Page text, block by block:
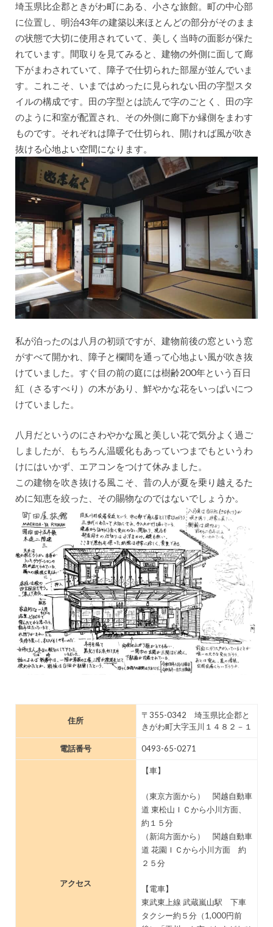
埼玉県比企郡ときがわ町にある、小さな旅館。町の中心部
に位置し、明治43年の建築以来ほとんどの部分がそのまま
の状態で大切に使用されていて、美しく当時の面影が保た
れています。間取りを見てみると、建物の外側に面して廊
下がまわされていて、障子で仕切られた部屋が並んでいま
す。これこそ、いまではめったに見られない田の字型スタ
イルの構成です。田の字型とは読んで字のごとく、田の字
のように和室が配置され、その外側に廊下か縁側をまわす
ものです。それぞれは障子で仕切られ、開ければ風が吹き
抜ける心地よい空間になります。
私が泊ったのは八月の初頭ですが、建物前後の窓という窓
がすべて開かれ、障子と欄間を通って心地よい風が吹き抜
けていました。すぐ目の前の庭には樹齢200年という百日
紅（さるすべり）の木があり、鮮やかな花をいっぱいにつ
けていました。
八月だというのにさわやかな風と美しい花で気分よく過ご
しましたが、もちろん温暖化もあっていつまでもというわ
けにはいかず、エアコンをつけて休みました。
この建物を吹き抜ける風こそ、昔の人が夏を乗り越えるた
めに知恵を絞った、その賜物なのではないでしょうか。
住所
〒355-0342 埼玉県比企郡と
きがわ町大字玉川１４８２－１
電話番号 0493-65-0271
アクセス
【車】
（東京方面から） 関越自動車
道 東松山ＩＣから小川方面、
約１５分
（新潟方面から） 関越自動車
道 花園ＩＣから小川方面 約
２５分
【電車】
東武東上線 武蔵嵐山駅 下車
タクシー約５分（1,000円前